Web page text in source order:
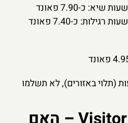
כ-7.90 פאונד
כ-7.40 פאונד
שאחרי 3-4 נסיעות (תלוי באזורים), לא תשלמו